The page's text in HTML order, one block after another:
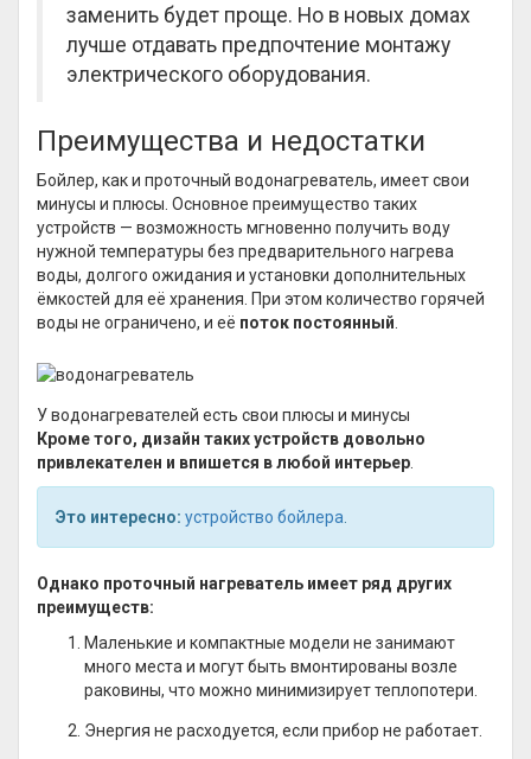
заменить будет проще. Но в новых домах
лучше отдавать предпочтение монтажу
электрического оборудования.
Преимущества и недостатки
Бойлер, как и проточный водонагреватель, имеет свои
минусы и плюсы. Основное преимущество таких
устройств — возможность мгновенно получить воду
нужной температуры без предварительного нагрева
воды, долгого ожидания и установки дополнительных
ёмкостей для её хранения. При этом количество горячей
воды не ограничено, и её поток постоянный
У водонагревателей есть свои плюсы и минусы
Кроме того, дизайн таких устройств довольно
привлекателен и впишется в любой интерьер
Это интересно: устройство бойлера
Однако проточный нагреватель имеет ряд других
преимуществ:
Маленькие и компактные модели не занимают
много места и могут быть вмонтированы возле
раковины, что можно минимизирует теплопотери.
Энергия не расходуется, если прибор не работает.